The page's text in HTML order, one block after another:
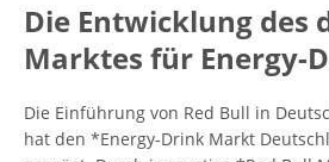
Die Entwicklung des
Marktes für Energy-
Die Einführung von Red Bull in
hat den *Energy-Drink Markt